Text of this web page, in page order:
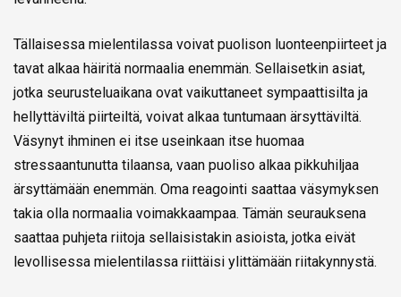
Tällaisessa mielentilassa voivat puolison luonteenpiirteet ja
tavat alkaa häiritä normaalia enemmän. Sellaisetkin asiat,
jotka seurusteluaikana ovat vaikuttaneet sympaattisilta ja
hellyttäviltä piirteiltä, voivat alkaa tuntumaan ärsyttäviltä.
Väsynyt ihminen ei itse useinkaan itse huomaa
stressaantunutta tilaansa, vaan puoliso alkaa pikkuhiljaa
ärsyttämään enemmän. Oma reagointi saattaa väsymyksen
takia olla normaalia voimakkaampaa. Tämän seurauksena
saattaa puhjeta riitoja sellaisistakin asioista, jotka eivät
levollisessa mielentilassa riittäisi ylittämään riitakynnystä.